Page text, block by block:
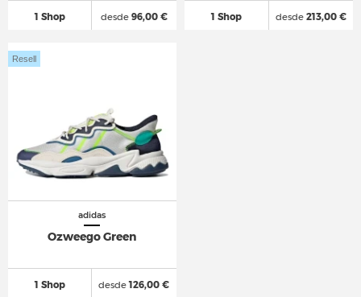
1 Shop desde96,00 € 1 Shop desde213,00 €
adidas
Ozweego Green
1 Shop
Resell
desde126,00 €